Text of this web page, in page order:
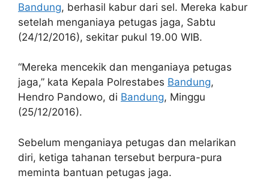
Bandung, berhasil kabur dari sel. Mereka kabur
setelah menganiaya petugas jaga, Sabtu
(24/12/2016), sekitar pukul 19.00 WIB.
“Mereka mencekik dan menganiaya petugas
jaga,” kata Kepala Polrestabes Bandung,
Hendro Pandowo, di Bandung, Minggu
(25/12/2016).
Sebelum menganiaya petugas dan melarikan
diri, ketiga tahanan tersebut berpura-pura
meminta bantuan petugas jaga.